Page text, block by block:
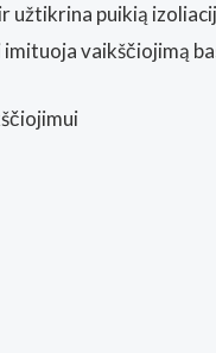
užtikrina puikią
vaikščiojimą